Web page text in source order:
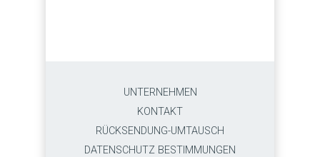
UNTERNEHMEN
KONTAKT
RÜCKSENDUNG-UMTAUSCH
DATENSCHUTZ BESTIMMUNGEN